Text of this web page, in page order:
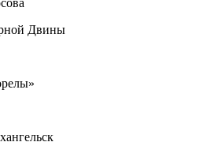
Двины